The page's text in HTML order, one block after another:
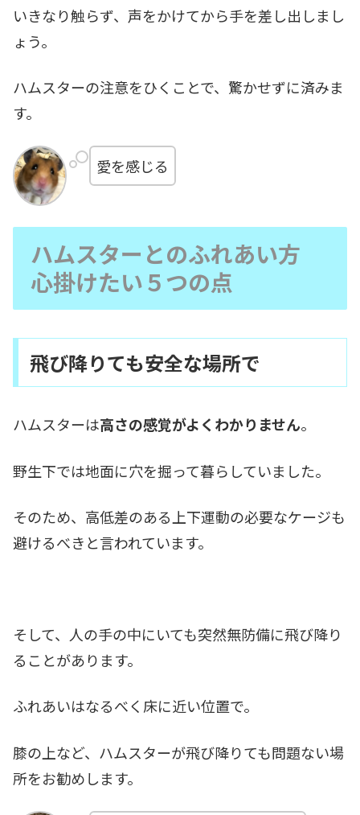
いきなり触らず、声をかけてから手を差し出しまし
ょう。
ハムスターの注意をひくことで、驚かせずに済みま
す。
愛を感じる
ハムスターとのふれあい方
心掛けたい５つの点
飛び降りても安全な場所で
ハムスターは高さの感覚がよくわかりません。
野生下では地面に穴を掘って暮らしていました。
そのため、高低差のある上下運動の必要なケージも
避けるべきと言われています。
そして、人の手の中にいても突然無防備に飛び降り
ることがあります。
ふれあいはなるべく床に近い位置で。
膝の上など、ハムスターが飛び降りても問題ない場
所をお勧めします。